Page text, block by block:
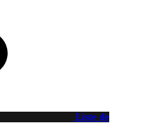
Liste de